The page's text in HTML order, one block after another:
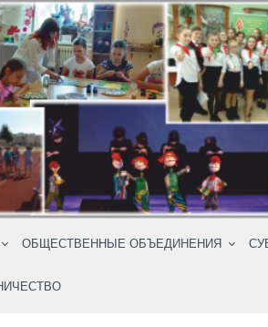
ОБЩЕСТВЕННЫЕ ОБЪЕДИНЕНИЯ